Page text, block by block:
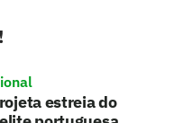
estreia do